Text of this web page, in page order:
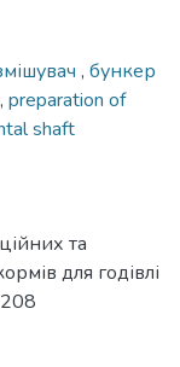
, бункер
, preparation of
shaft
та
для годівлі